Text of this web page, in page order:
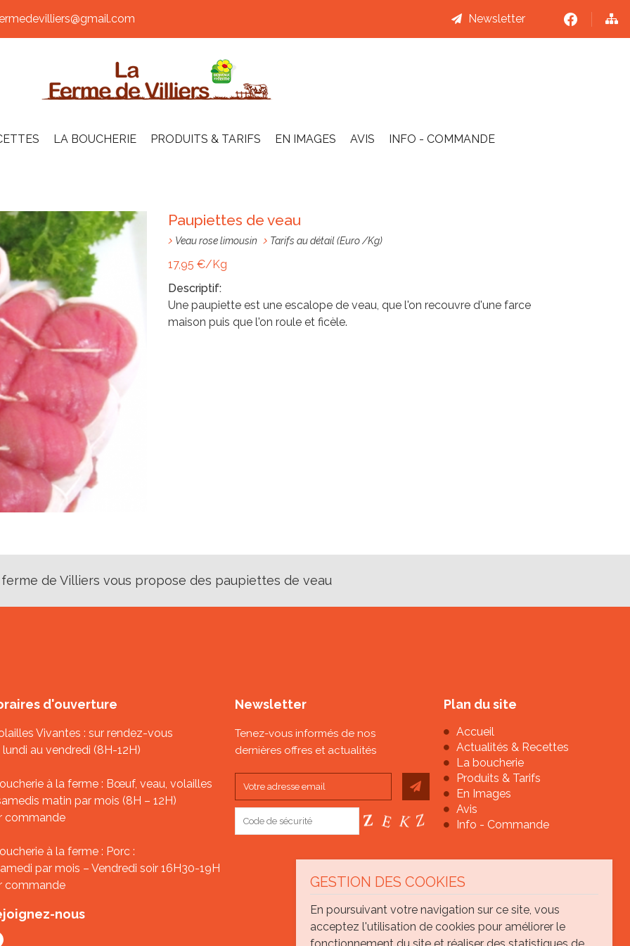
Newsletter
LA BOUCHERIE PRODUITS & TARIFS EN IMAGES AVIS INFO - COMMANDE
Paupiettes de veau
Veau rose limousin Tarifs au détail (Euro /Kg)
17,95 €/Kg
Descriptif:
Une paupiette est une escalope de veau, que l'on recouvre d'une farce
maison puis que l'on roule et ficèle.
de Villiers vous propose des paupiettes de veau
d'ouverture
Vivantes : sur rendez-vous
lundi au vendredi (8H-12H)
à la ferme : Bœuf, veau, volailles
matin par mois (8H – 12H)
commande
à la ferme : Porc :
par mois – Vendredi soir 16H30-19H
commande
nous
Newsletter
Tenez-vous informés de nos
dernières offres et actualités
Plan du site
Accueil
Actualités & Recettes
La boucherie
Produits & Tarifs
En Images
Avis
Info - Commande
GESTION DES COOKIES
En poursuivant votre navigation sur ce site, vous
acceptez l'utilisation de cookies pour améliorer le